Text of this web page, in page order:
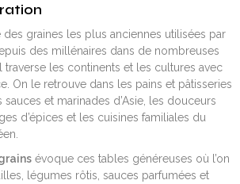
des graines les plus anciennes utilisées par
des millénaires dans de nombreuses
traverse les continents et les cultures avec
On le retrouve dans les pains et pâtisseries
et marinades d’Asie, les douceurs
d’épices et les cuisines familiales du
évoque ces tables généreuses où l’on
légumes rôtis, sauces parfumées et